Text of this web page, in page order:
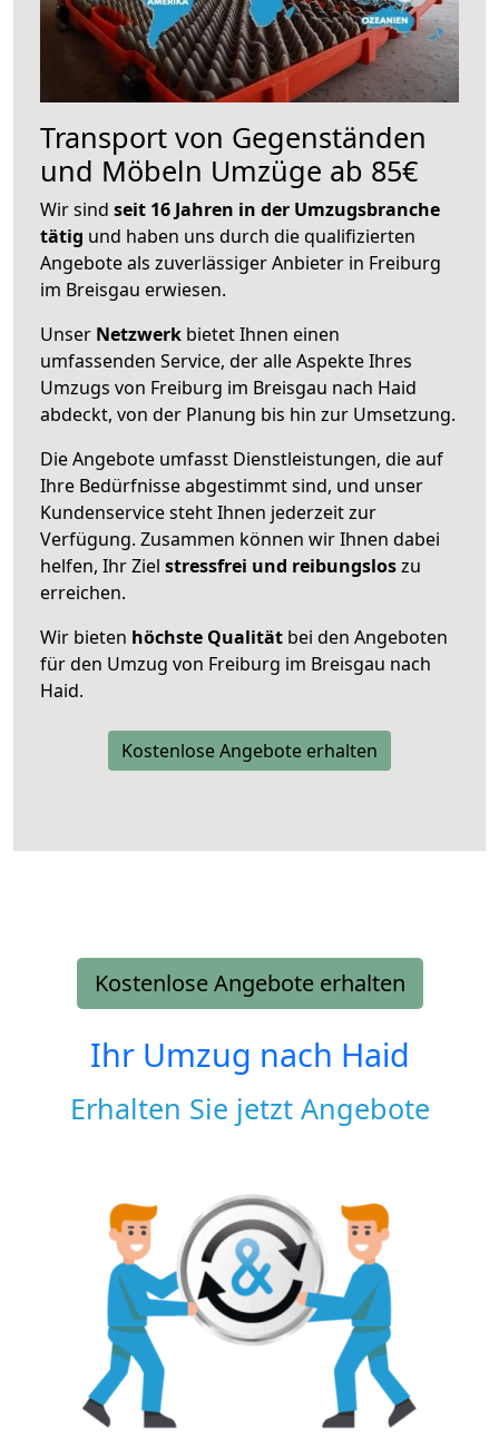
Transport von Gegenständen
und Möbeln Umzüge ab 85€
Wir sind seit 16 Jahren in der Umzugsbranche
tätig und haben uns durch die qualifizierten
Angebote als zuverlässiger Anbieter in Freiburg
im Breisgau erwiesen.
Unser Netzwerk bietet Ihnen einen
umfassenden Service, der alle Aspekte Ihres
Umzugs von Freiburg im Breisgau nach Haid
abdeckt, von der Planung bis hin zur Umsetzung.
Die Angebote umfasst Dienstleistungen, die auf
Ihre Bedürfnisse abgestimmt sind, und unser
Kundenservice steht Ihnen jederzeit zur
Verfügung. Zusammen können wir Ihnen dabei
helfen, Ihr Ziel stressfrei und reibungsloszu
erreichen.
Wir bieten höchste Qualität bei den Angeboten
für den Umzug von Freiburg im Breisgau nach
Haid.
Kostenlose Angebote erhalten
Kostenlose Angebote erhalten
Ihr Umzug nach Haid
Erhalten Sie jetzt Angebote